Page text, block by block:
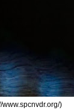
www.spcnvdr.org/)